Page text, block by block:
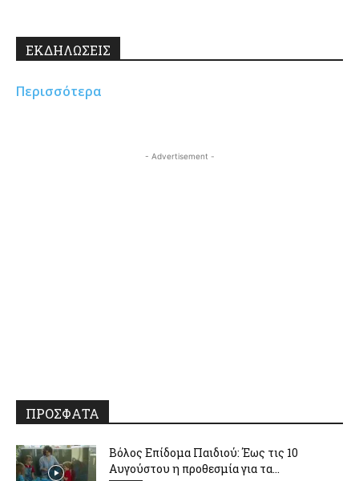
ΕΚΔΗΛΩΣΕΙΣ
Περισσότερα
- Advertisement -
ΠΡΟΣΦΑΤΑ
Βόλος Επίδομα Παιδιού: Έως τις 10
Αυγούστου η προθεσμία για τα...